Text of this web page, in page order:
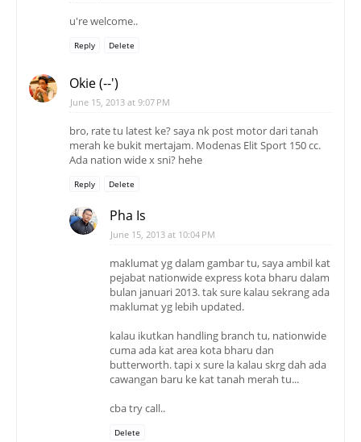
u're welcome..
Reply Delete
Okie (--')
June 15, 2013 at 9:07 PM
bro, rate tu latest ke? saya nk post motor dari tanah
merah ke bukit mertajam. Modenas Elit Sport 150 cc.
Ada nation wide x sni? hehe
Reply Delete
Pha Is
June 15, 2013 at 10:04 PM
maklumat yg dalam gambar tu, saya ambil kat
pejabat nationwide express kota bharu dalam
bulan januari 2013. tak sure kalau sekrang ada
maklumat yg lebih updated.
kalau ikutkan handling branch tu, nationwide
cuma ada kat area kota bharu dan
butterworth. tapi x sure la kalau skrg dah ada
cawangan baru ke kat tanah merah tu...
cba try call..
Delete